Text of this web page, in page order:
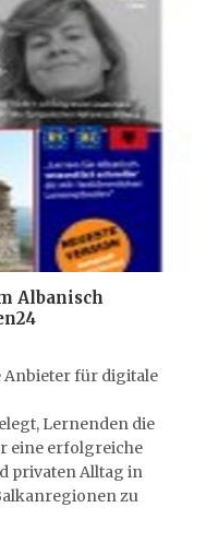
Albanisch
Anbieter für digitale
Lernenden die
eine erfolgreiche
privaten Alltag in
zu